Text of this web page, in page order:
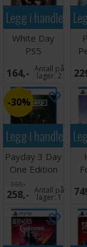
Legg i
White Day
PS5
164,- Antall på
lager:2
Legg i
30%
Payday 3 Day
One Edition
369,-
258,- Antall på
lager:1